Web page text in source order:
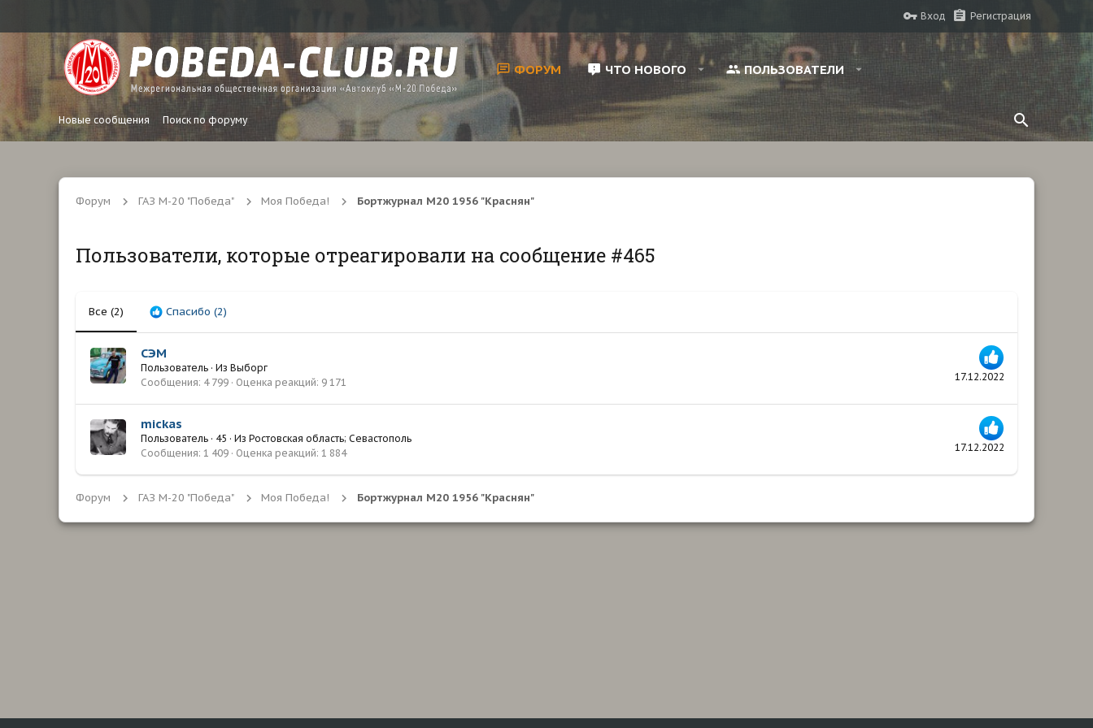
Вход Регистрация
ФОРУМ ЧТО НОВОГО ПОЛЬЗОВАТЕЛИ
Новые сообщения Поиск по форуму
Форум ГАЗ М-20 "Победа" Моя Победа! Бортжурнал М20 1956 "Краснян"
Пользователи, которые отреагировали на сообщение #465
Все (2) Спасибо (2)
17.12.2022
СЭМ
Пользователь · Из Выборг
Сообщения 4 799 Оценка реакций 9 171
17.12.2022
mickas
Пользователь · 45 · Из Ростовская область; Севастополь
Сообщения 1 409 Оценка реакций 1 884
Форум ГАЗ М-20 "Победа" Моя Победа! Бортжурнал М20 1956 "Краснян"